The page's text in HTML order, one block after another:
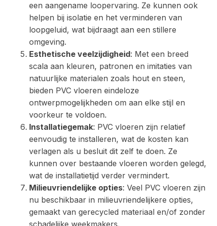
een aangename loopervaring. Ze kunnen ook
helpen bij isolatie en het verminderen van
loopgeluid, wat bijdraagt aan een stillere
omgeving.
Esthetische veelzijdigheid: Met een breed
scala aan kleuren, patronen en imitaties van
natuurlijke materialen zoals hout en steen,
bieden PVC vloeren eindeloze
ontwerpmogelijkheden om aan elke stijl en
voorkeur te voldoen.
Installatiegemak: PVC vloeren zijn relatief
eenvoudig te installeren, wat de kosten kan
verlagen als u besluit dit zelf te doen. Ze
kunnen over bestaande vloeren worden gelegd,
wat de installatietijd verder vermindert.
Milieuvriendelijke opties: Veel PVC vloeren zijn
nu beschikbaar in milieuvriendelijkere opties,
gemaakt van gerecycled materiaal en/of zonder